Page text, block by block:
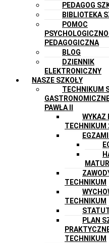
PEDAGOG
BIBLIOTEKA
POMOC
PEDAGOGICZNA
BLOG
DZIENNIK
ELEKTRONICZNY
NASZE SZKOŁY
TECHNIKUM
PAWŁA II
WYKAZ
TECHNIKUM
TECHNIKUM
PLAN
TECHNIKUM